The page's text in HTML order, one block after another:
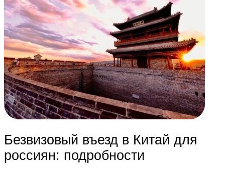
Безвизовый въезд в Китай для
россиян: подробности